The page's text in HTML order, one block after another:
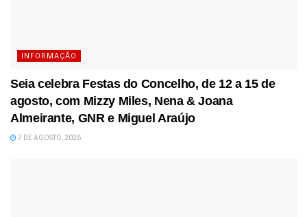
INFORMAÇÃO
Seia celebra Festas do Concelho, de 12 a 15 de
agosto, com Mizzy Miles, Nena & Joana
Almeirante, GNR e Miguel Araújo
7 DE AGOSTO, 2026